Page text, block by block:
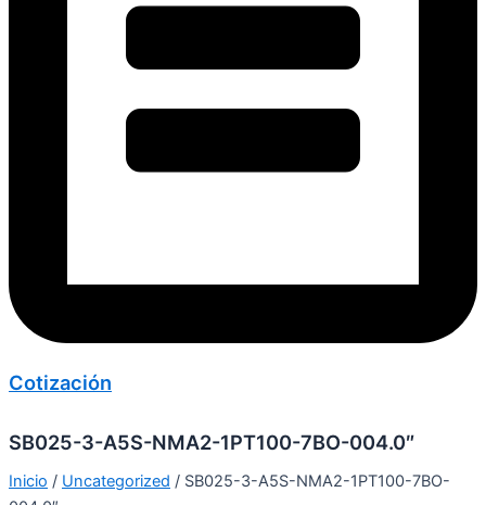
Cotización
SB025-3-A5S-NMA2-1PT100-7BO-004.0″
Inicio / Uncategorized / SB025-3-A5S-NMA2-1PT100-7BO-